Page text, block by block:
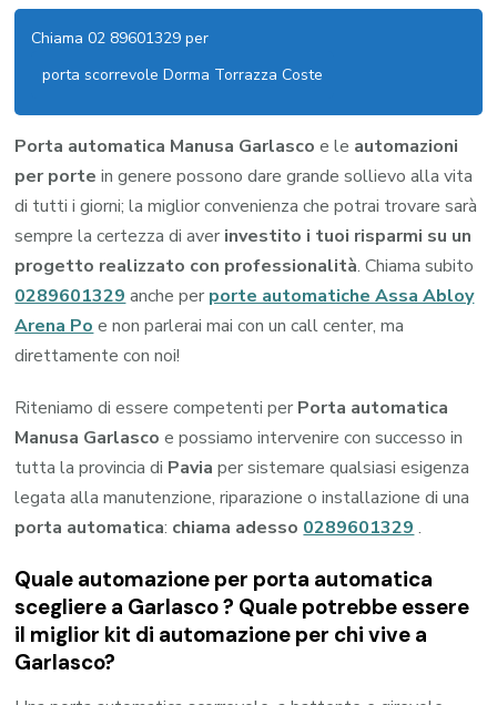
Chiama 02 89601329 per
porta scorrevole Dorma Torrazza Coste
Porta automatica Manusa Garlascoe le automazioni
per portein genere possono dare grande sollievo alla vita
di tutti i giorni; la miglior convenienza che potrai trovare sarà
sempre la certezza di aver investito i tuoi risparmi su un
progetto realizzato con professionalità. Chiama subito
0289601329 anche per porte automatiche Assa Abloy
Arena Po e non parlerai mai con un call center, ma
direttamente con noi!
Riteniamo di essere competenti per Porta automatica
Manusa Garlasco e possiamo intervenire con successo in
tutta la provincia di Paviaper sistemare qualsiasi esigenza
legata alla manutenzione, riparazione o installazione di una
porta automatica: chiama adesso 0289601329 .
Quale automazione per porta automatica
scegliere a Garlasco ? Quale potrebbe essere
il miglior kit di automazione per chi vive a
Garlasco?